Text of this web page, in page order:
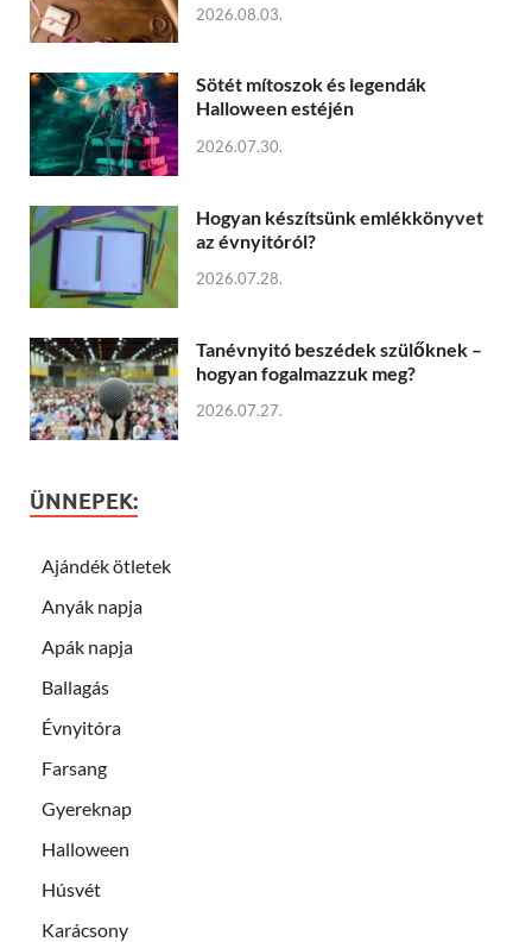
2026.08.03.
Sötét mítoszok és legendák
Halloween estéjén
2026.07.30.
Hogyan készítsünk emlékkönyvet
az évnyitóról?
2026.07.28.
Tanévnyitó beszédek szülőknek –
hogyan fogalmazzuk meg?
2026.07.27.
ÜNNEPEK:
Ajándék ötletek
Anyák napja
Apák napja
Ballagás
Évnyitóra
Farsang
Gyereknap
Halloween
Húsvét
Karácsony